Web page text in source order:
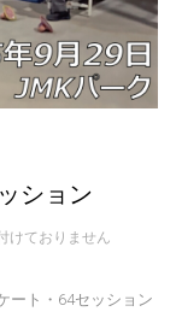
ション
けておりません
ート・64セッション